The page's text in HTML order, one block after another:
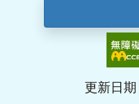
更新日